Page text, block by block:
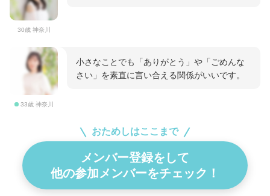
30歳 神奈川
33歳 神奈川
小さなことでも「ありがとう」や「ごめんな
さい」を素直に言い合える関係がいいです。
おためしはここまで
メンバー登録をして
他の参加メンバーをチェック！